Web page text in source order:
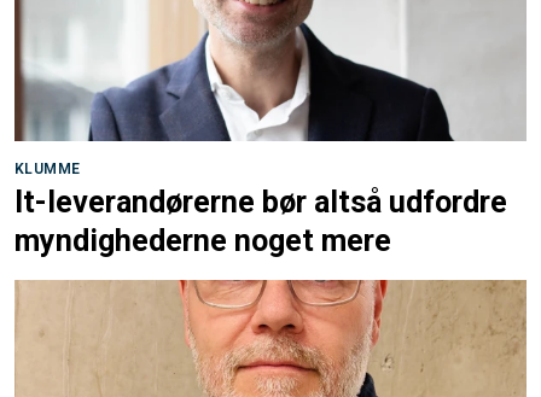
KLUMME
It-leverandørerne bør altså udfordre
myndighederne noget mere